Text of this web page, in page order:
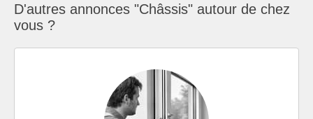
D'autres annonces "Châssis" autour de chez
vous ?